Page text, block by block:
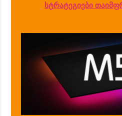
სტრატეგიები